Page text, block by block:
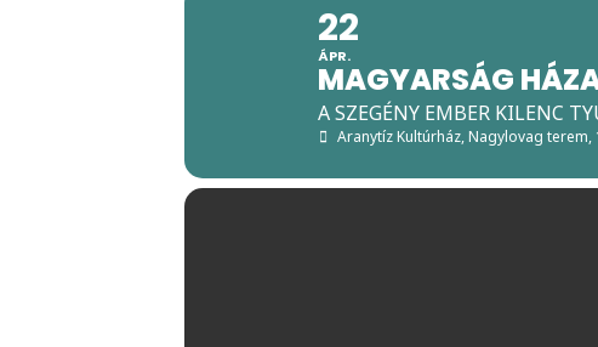
22
ÁPR.
MAGYARSÁG
A SZEGÉNY EMBER KILENC
Aranytíz Kultúrház, Nagylovag terem,